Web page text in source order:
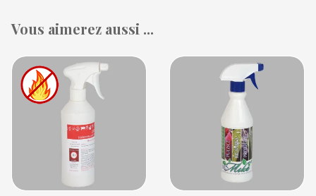
Vous aimerez aussi ...